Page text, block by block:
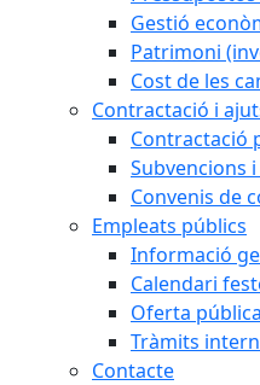
Gestió
Patrimoni
Cost de les
Contractació i
Contractació
Subvencions
Convenis de
Empleats públics
Informació
Calendari
Oferta
Tràmits
Contacte